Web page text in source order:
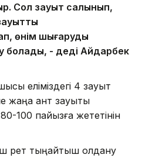
Сол зауыт салынып,
өнім шығаруды
болады, - деді Айдарбек
еліміздегі 4 зауыт
жаңа қант зауыты
100 пайызға жететінін
рет тыңайтқыш қолдану